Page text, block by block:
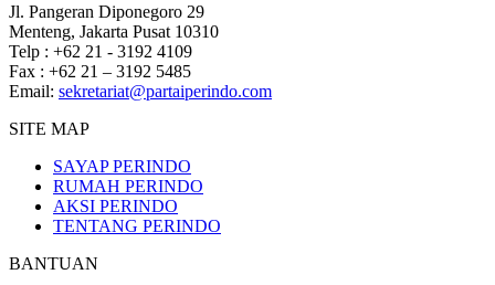
Jl. Pangeran Diponegoro 29
Menteng, Jakarta Pusat 10310
Telp : +62 21 - 3192 4109
Fax : +62 21 – 3192 5485
Email: sekretariat@partaiperindo.com
SITE MAP
SAYAP PERINDO
RUMAH PERINDO
AKSI PERINDO
TENTANG PERINDO
BANTUAN